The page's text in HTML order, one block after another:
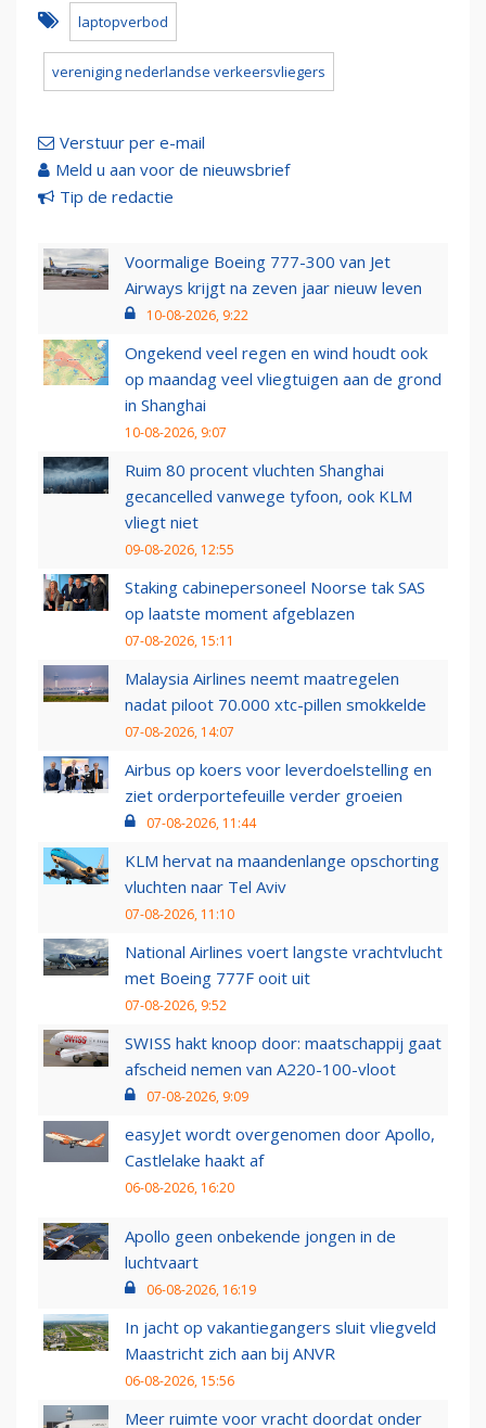
laptopverbod
vereniging nederlandse verkeersvliegers
Verstuur per e-mail
Meld u aan voor de nieuwsbrief
Tip de redactie
Voormalige Boeing 777-300 van Jet
Airways krijgt na zeven jaar nieuw leven
10-08-2026, 9:22
Ongekend veel regen en wind houdt ook
op maandag veel vliegtuigen aan de grond
in Shanghai
10-08-2026, 9:07
Ruim 80 procent vluchten Shanghai
gecancelled vanwege tyfoon, ook KLM
vliegt niet
09-08-2026, 12:55
Staking cabinepersoneel Noorse tak SAS
op laatste moment afgeblazen
07-08-2026, 15:11
Malaysia Airlines neemt maatregelen
nadat piloot 70.000 xtc-pillen smokkelde
07-08-2026, 14:07
Airbus op koers voor leverdoelstelling en
ziet orderportefeuille verder groeien
07-08-2026, 11:44
KLM hervat na maandenlange opschorting
vluchten naar Tel Aviv
07-08-2026, 11:10
National Airlines voert langste vrachtvlucht
met Boeing 777F ooit uit
07-08-2026, 9:52
SWISS hakt knoop door: maatschappij gaat
afscheid nemen van A220-100-vloot
07-08-2026, 9:09
easyJet wordt overgenomen door Apollo,
Castlelake haakt af
06-08-2026, 16:20
Apollo geen onbekende jongen in de
luchtvaart
06-08-2026, 16:19
In jacht op vakantiegangers sluit vliegveld
Maastricht zich aan bij ANVR
06-08-2026, 15:56
Meer ruimte voor vracht doordat onder